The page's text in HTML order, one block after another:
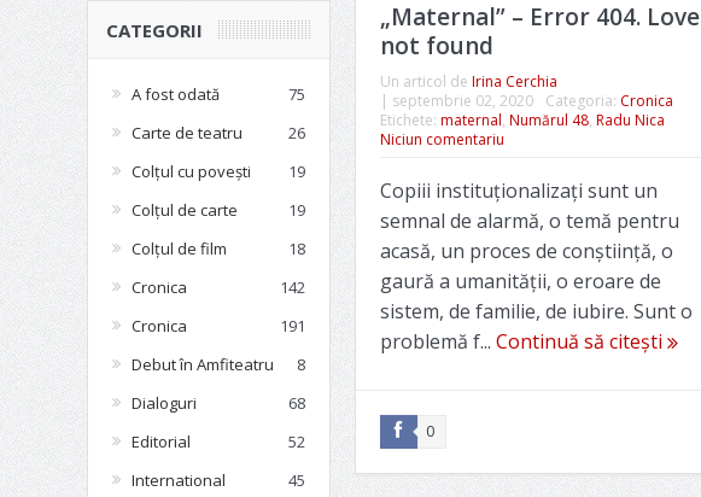
„Maternal” – Error 404. Love
not found
Un articol de Irina Cerchia
| septembrie 02, 2020 Categoria: Cronica
Etichete: maternal, Numărul 48, Radu Nica
Niciun comentariu
Copiii instituționalizați sunt un
semnal de alarmă, o temă pentru
acasă, un proces de conștiință, o
gaură a umanității, o eroare de
sistem, de familie, de iubire. Sunt o
problemă f... Continuă să citești
0
CATEGORII
A fost odată
75
Carte de teatru
26
Colțul cu povești
19
Colțul de carte
19
Colțul de film
18
Cronica
142
Cronica
191
Debut în Amfiteatru
8
Dialoguri
68
Editorial
52
International
45